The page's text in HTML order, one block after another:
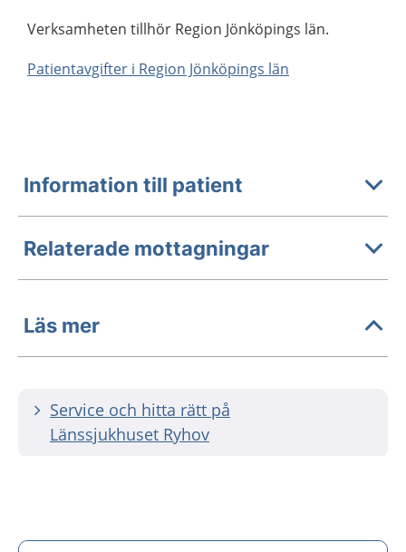
Verksamheten tillhör Region Jönköpings län.
Patientavgifter i Region Jönköpings län
Information till patient
Relaterade mottagningar
Läs mer
Service och hitta rätt på
Länssjukhuset Ryhov